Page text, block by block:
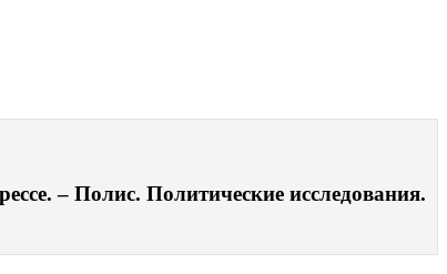
– Полис. Политические исследования.